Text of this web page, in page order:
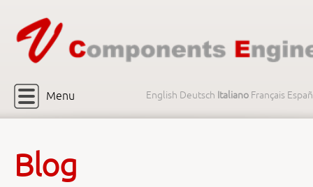
Menu English Deutsch Italiano Français
Blog